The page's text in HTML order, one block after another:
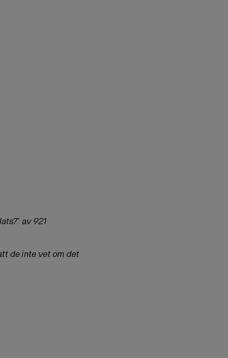
av 921
de inte vet om det